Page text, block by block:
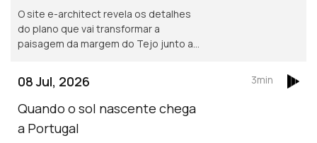
O site e-architect revela os detalhes
do plano que vai transformar a
paisagem da margem do Tejo junto a
08 Jul, 2026
Quando o sol nascente chega
a Portugal
3min